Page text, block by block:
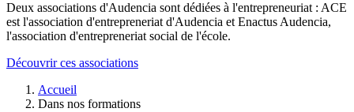
Deux associations d'Audencia sont dédiées à l'entrepreneuriat : ACE
est l'association d'entrepreneriat d'Audencia et Enactus Audencia,
l'association d'entrepreneriat social de l'école.
Découvrir ces associations
d'Ariane
Accueil
Dans nos formations